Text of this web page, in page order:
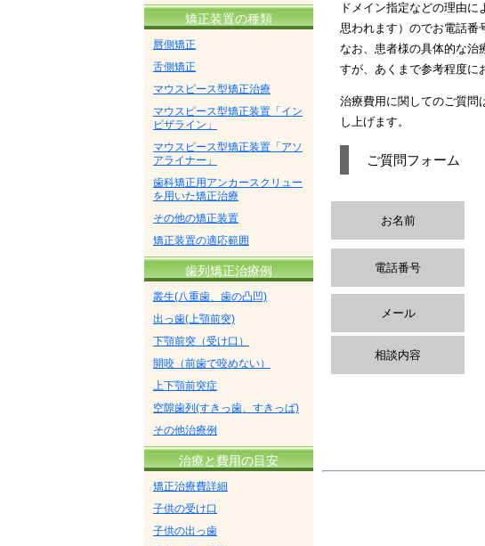
ドメイン指定などの理由
思われます）のでお電話番
なお、患者様の具体的な治
すが、あくまで参考程度に
治療費用に関してのご質問
し上げます。
ご質問フォーム
お名前
電話番号
メール
相談内容
矯正装置の種類
唇側矯正
舌側矯正
マウスピース型矯正治療
マウスピース型矯正装置「イン
ビザライン」
マウスピース型矯正装置「アソ
アライナー」
歯科矯正用アンカースクリュー
を用いた矯正治療
その他の矯正装置
矯正装置の適応範囲
歯列矯正治療例
叢生(八重歯、歯の凸凹)
出っ歯(上顎前突)
下顎前突（受け口）
開咬（前歯で咬めない）
上下顎前突症
空隙歯列(すきっ歯、すきっぱ)
その他治療例
治療と費用の目安
矯正治療費詳細
子供の受け口
子供の出っ歯